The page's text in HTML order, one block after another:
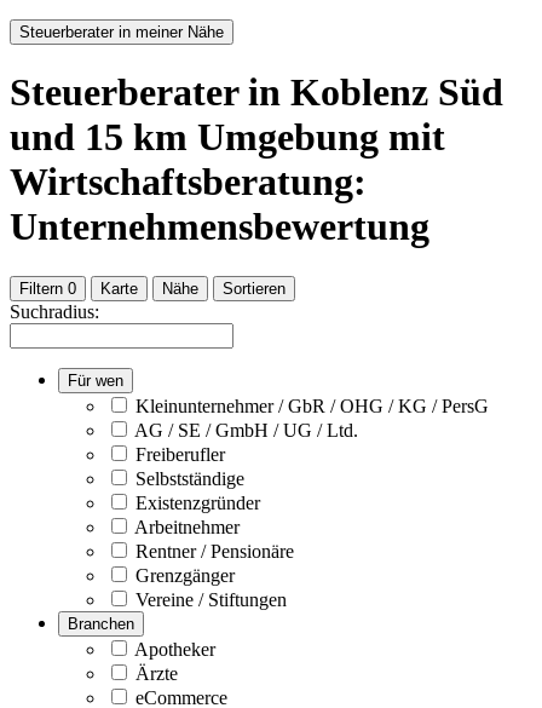
Steuerberater in meiner Nähe
Steuerberater in Koblenz Süd
und 15 km Umgebung mit
Wirtschaftsberatung:
Unternehmensbewertung
Filtern 0 Karte Nähe Sortieren
Suchradius:
Für wen
Kleinunternehmer / GbR / OHG / KG / PersG
AG / SE / GmbH / UG / Ltd.
Freiberufler
Selbstständige
Existenzgründer
Arbeitnehmer
Rentner / Pensionäre
Grenzgänger
Vereine / Stiftungen
Branchen
Apotheker
Ärzte
eCommerce